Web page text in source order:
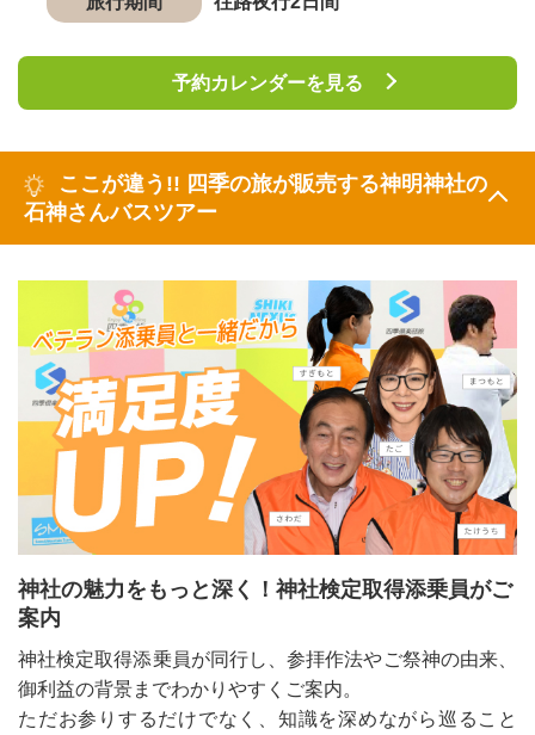
予約カレンダーを見る
ここが違う!! 四季の旅が販売する神明神社の
石神さんバスツアー
神社の魅力をもっと深く！神社検定取得添乗員がご
案内
神社検定取得添乗員が同行し、参拝作法やご祭神の由来、
御利益の背景までわかりやすくご案内。
ただお参りするだけでなく、知識を深めながら巡ること